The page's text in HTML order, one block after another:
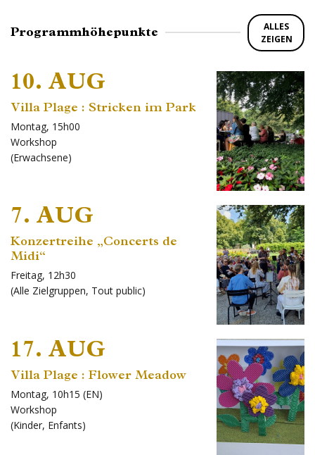
Programmhöhepunkte
ALLES
ZEIGEN
10. AUG
Villa Plage : Stricken im Park
Montag, 15h00
Workshop
(Erwachsene)
7. AUG
Konzertreihe „Concerts de
Midi“
Freitag, 12h30
(Alle Zielgruppen, Tout public)
17. AUG
Villa Plage : Flower Meadow
Montag, 10h15 (EN)
Workshop
(Kinder, Enfants)